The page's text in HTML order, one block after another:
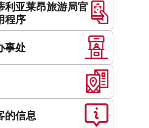
利亚莱昂旅游局官
程序
事处
的信息